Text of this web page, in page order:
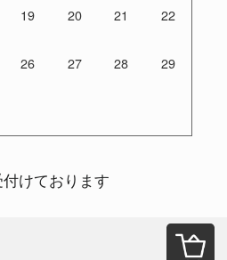
19 20 21 22
26 27 28 29
けております